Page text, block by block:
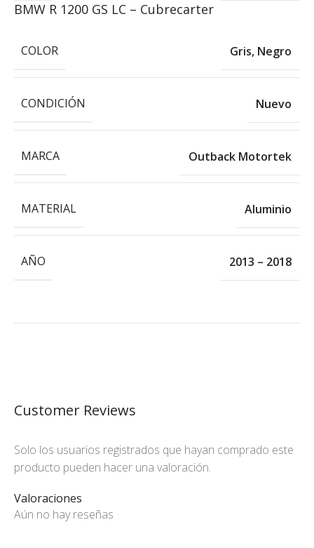
BMW R 1200 GS LC – Cubrecarter
COLOR Gris, Negro
CONDICIÓN Nuevo
MARCA Outback Motortek
MATERIAL Aluminio
AÑO 2013 – 2018
Customer Reviews
Valoraciones
Aún no hay reseñas
Solo los usuarios registrados que hayan comprado este
producto pueden hacer una valoración.